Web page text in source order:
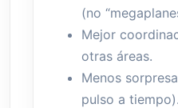
(no
Mejor
otras áreas.
Menos
pulso a tiempo).